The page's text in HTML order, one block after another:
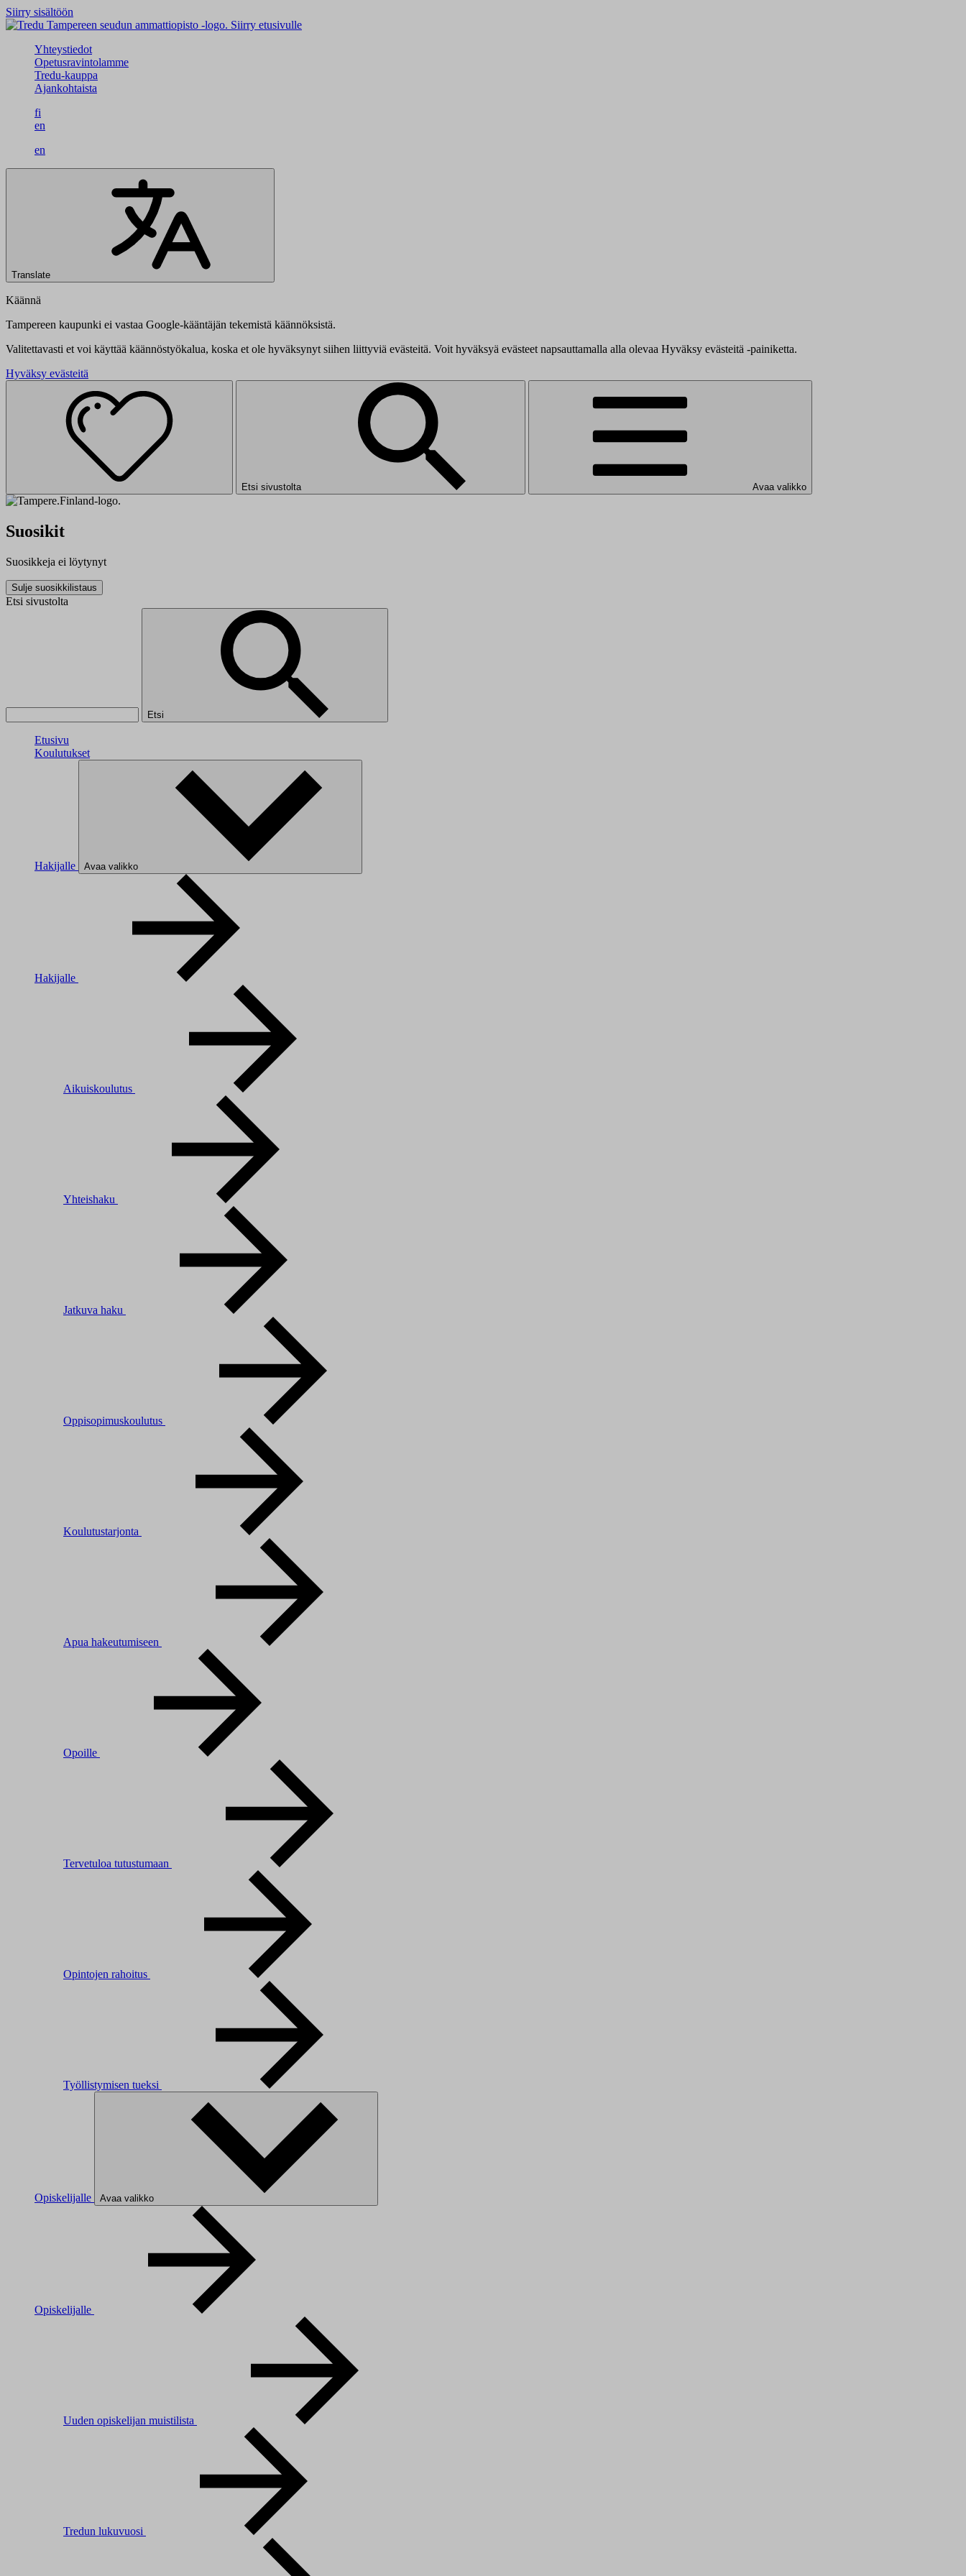
Siirry sisältöön
Siirry etusivulle
Yhteystiedot
Opetusravintolamme
Tredu-kauppa
Ajankohtaista
fi
en
en
Translate
Käännä
Tampereen kaupunki ei vastaa Google-kääntäjän tekemistä käännöksistä.
Valitettavasti et voi käyttää käännöstyökalua, koska et ole hyväksynyt siihen liittyviä evästeitä. Voit hyväksyä evästeet napsauttamalla alla olevaa Hyväksy evästeitä -painiketta.
Hyväksy evästeitä
Etsi sivustolta Avaa valikko
Suosikit
Suosikkeja ei löytynyt
Sulje suosikkilistaus
Etsi sivustolta
Etsi
Etusivu
Koulutukset
Hakijalle Avaa valikko
Hakijalle
Aikuiskoulutus
Yhteishaku
Jatkuva haku
Oppisopimuskoulutus
Koulutustarjonta
Apua hakeutumiseen
Opoille
Tervetuloa tutustumaan
Opintojen rahoitus
Työllistymisen tueksi
Opiskelijalle Avaa valikko
Opiskelijalle
Uuden opiskelijan muistilista
Tredun lukuvuosi